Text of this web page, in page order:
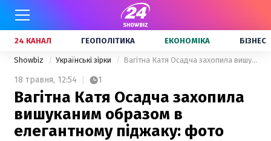
24 КАНАЛ ГЕОПОЛІТИКА ЕКОНОМІКА БІЗНЕС
Showbiz Українські зірки Вагітна Катя Осадча захопила вишуканим образом в елегантному піджаку: фото
18 травня, 12:54 1
Вагітна Катя Осадча захопила
вишуканим образом в
елегантному піджаку: фото